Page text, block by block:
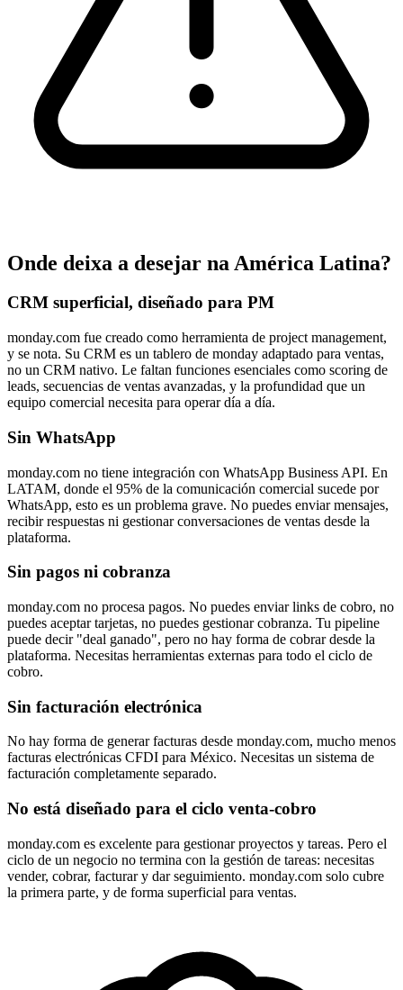
Onde deixa a desejar na América Latina?
CRM superficial, diseñado para PM
monday.com fue creado como herramienta de project management,
y se nota. Su CRM es un tablero de monday adaptado para ventas,
no un CRM nativo. Le faltan funciones esenciales como scoring de
leads, secuencias de ventas avanzadas, y la profundidad que un
equipo comercial necesita para operar día a día.
Sin WhatsApp
monday.com no tiene integración con WhatsApp Business API. En
LATAM, donde el 95% de la comunicación comercial sucede por
WhatsApp, esto es un problema grave. No puedes enviar mensajes,
recibir respuestas ni gestionar conversaciones de ventas desde la
plataforma.
Sin pagos ni cobranza
monday.com no procesa pagos. No puedes enviar links de cobro, no
puedes aceptar tarjetas, no puedes gestionar cobranza. Tu pipeline
puede decir "deal ganado", pero no hay forma de cobrar desde la
plataforma. Necesitas herramientas externas para todo el ciclo de
cobro.
Sin facturación electrónica
No hay forma de generar facturas desde monday.com, mucho menos
facturas electrónicas CFDI para México. Necesitas un sistema de
facturación completamente separado.
No está diseñado para el ciclo venta-cobro
monday.com es excelente para gestionar proyectos y tareas. Pero el
ciclo de un negocio no termina con la gestión de tareas: necesitas
vender, cobrar, facturar y dar seguimiento. monday.com solo cubre
la primera parte, y de forma superficial para ventas.